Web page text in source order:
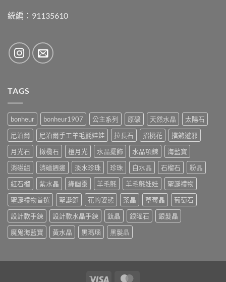
統編：91135610
TAGS
bonheur bonheur1907 公主系列 原礦 天然水晶
太陽石
尼泊爾
尼泊爾手工羊毛氈娃娃 拉長石 招桃花
擋煞避邪
月光石
橄欖石 橙月光 水晶擺飾 水晶項鍊
海藍寶
消磁組
消磁週邊 淡水珍珠 珍珠 白水晶 石榴石
粉晶
紅石榴
紫水晶 綠幽靈 羊毛氈 羊毛氈娃娃
聖誕禮物
聖誕禮物首選
聖誕節 花的姿態 茶晶 草莓晶
葡萄石
設計款手鍊
設計款水晶手鍊 鈦晶 銀曜石
銀髮晶
魔鬼海藍寶
黃水晶 黑瑪瑙 黑髮晶
Visa